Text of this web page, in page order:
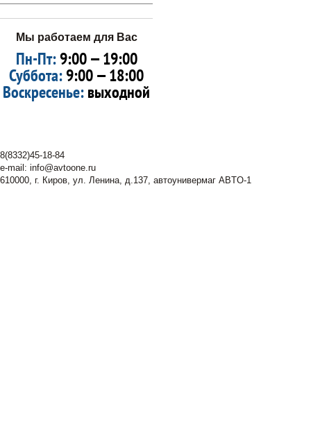
Мы работаем для Вас
Пн-Пт:9:00 — 19:00
Суббота:9:00 — 18:00
Воскресенье:выходной
8(8332)45-18-84
e-mail: info@avtoone.ru
610000, г. Киров, ул. Ленина, д.137, автоунивермаг ABTO-1